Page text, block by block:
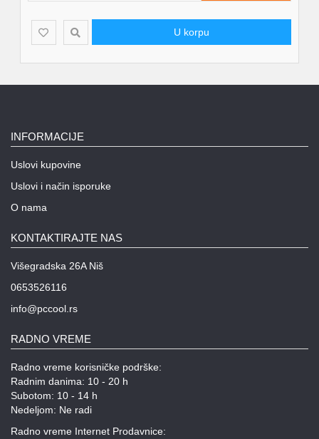
U korpu
INFORMACIJE
Uslovi kupovine
Uslovi i način isporuke
O nama
KONTAKTIRAJTE NAS
Višegradska 26A Niš
0653526116
info@pccool.rs
RADNO VREME
Radno vreme korisničke podrške:
Radnim danima: 10 - 20 h
Subotom: 10 - 14 h
Nedeljom: Ne radi
Radno vreme Internet Prodavnice: